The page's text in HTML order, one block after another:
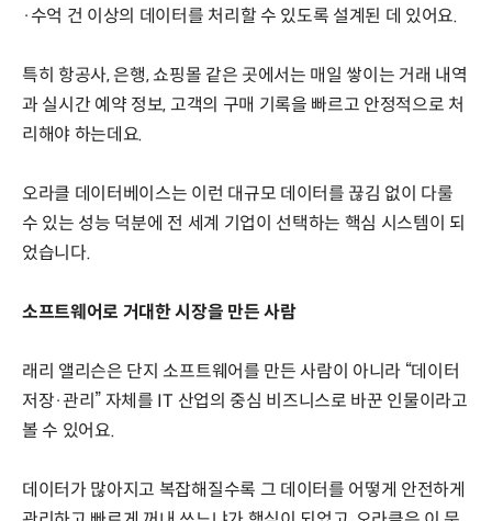
·수억 건 이상의 데이터를 처리할 수 있도록 설계된 데 있어요.
특히 항공사, 은행, 쇼핑몰 같은 곳에서는 매일 쌓이는 거래 내역
과 실시간 예약 정보, 고객의 구매 기록을 빠르고 안정적으로 처
리해야 하는데요.
오라클 데이터베이스는 이런 대규모 데이터를 끊김 없이 다룰
수 있는 성능 덕분에 전 세계 기업이 선택하는 핵심 시스템이 되
었습니다.
소프트웨어로 거대한 시장을 만든 사람
래리 앨리슨은 단지 소프트웨어를 만든 사람이 아니라 “데이터
저장·관리” 자체를 IT 산업의 중심 비즈니스로 바꾼 인물이라고
볼 수 있어요.
데이터가 많아지고 복잡해질수록 그 데이터를 어떻게 안전하게